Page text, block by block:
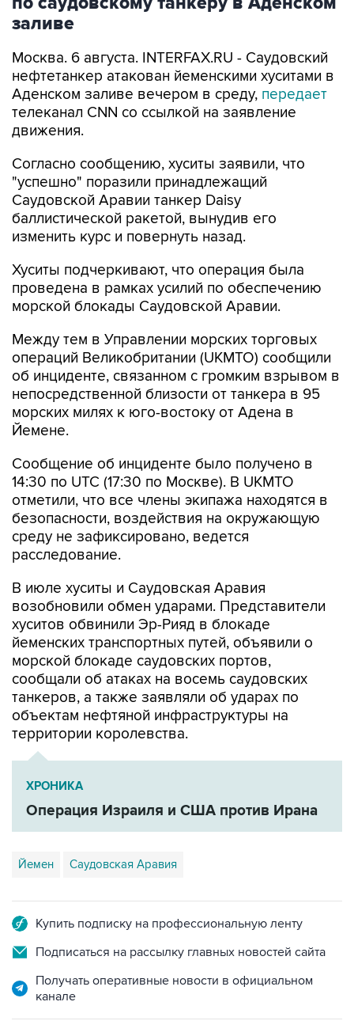
Москва. 6 августа. INTERFAX.RU - Саудовский
Аденском заливе вечером в среду,передает
телеканал CNN со ссылкой на заявление
движения.
Согласно сообщению, хуситы заявили, что
Саудовской Аравии танкер Daisy
баллистической ракетой, вынудив его
изменить курс и повернуть назад.
Хуситы подчеркивают, что операция была
морской блокады Саудовской Аравии.
Между тем в Управлении морских торговых
об инциденте, связанном с громким взрывом в
непосредственной близости от танкера в 95
морских милях к юго-востоку от Адена в
Йемене.
Сообщение об инциденте было получено в
отметили, что все члены экипажа находятся в
безопасности, воздействия на окружающую
среду не зафиксировано, ведется
расследование.
В июле хуситы и Саудовская Аравия
хуситов обвинили Эр-Рияд в блокаде
йеменских транспортных путей, объявили о
морской блокаде саудовских портов,
сообщали об атаках на восемь саудовских
танкеров, а также заявляли об ударах по
объектам нефтяной инфраструктуры на
территории королевства.
ХРОНИКА
Операция Израиля и США против Ирана
Йемен Саудовская Аравия
Подписаться на рассылку главных новостей сайта
Получать оперативные новости в официальном